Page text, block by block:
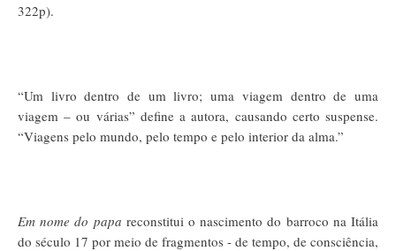
322p).
“Um livro dentro de um livro; uma viagem dentro de uma
viagem – ou várias” define a autora, causando certo suspense.
“Viagens pelo mundo, pelo tempo e pelo interior da alma.”
Em nome do papa reconstitui o nascimento do barroco na Itália
do século 17 por meio de fragmentos - de tempo, de consciência,